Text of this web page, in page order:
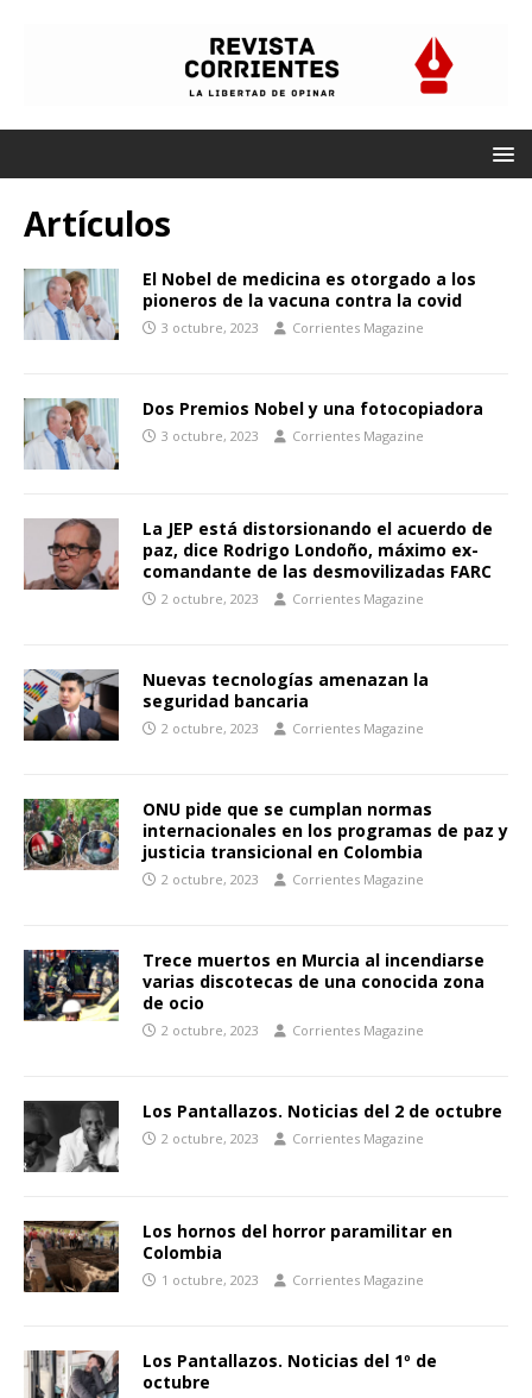
Artículos
El Nobel de medicina es otorgado a los
pioneros de la vacuna contra la covid
3 octubre, 2023 Corrientes Magazine
Dos Premios Nobel y una fotocopiadora
3 octubre, 2023 Corrientes Magazine
La JEP está distorsionando el acuerdo de
paz, dice Rodrigo Londoño, máximo ex-
comandante de las desmovilizadas FARC
2 octubre, 2023 Corrientes Magazine
Nuevas tecnologías amenazan la
seguridad bancaria
2 octubre, 2023 Corrientes Magazine
ONU pide que se cumplan normas
internacionales en los programas de paz y
justicia transicional en Colombia
2 octubre, 2023 Corrientes Magazine
Trece muertos en Murcia al incendiarse
varias discotecas de una conocida zona
de ocio
2 octubre, 2023 Corrientes Magazine
Los Pantallazos. Noticias del 2 de octubre
2 octubre, 2023 Corrientes Magazine
Los hornos del horror paramilitar en
Colombia
1 octubre, 2023 Corrientes Magazine
Los Pantallazos. Noticias del 1º de
octubre